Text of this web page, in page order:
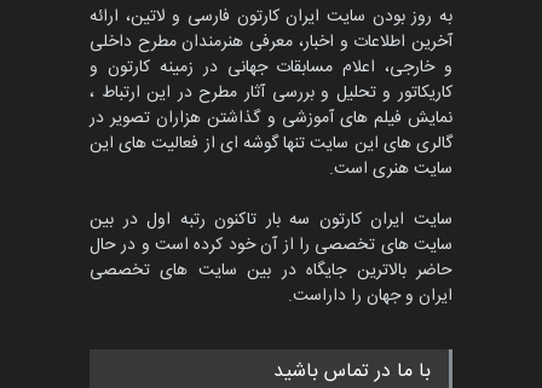
پنجمین مسابقۀ بین‌المللی
کارتون طنز «کلاه‌ای…
مهلت 5 ماه دیگر
بیست و هشتمین مسابقه
بین‌المللی آزاد طراحی ط…
مهلت
به روز بودن سایت ایران کارتون فارسی و لاتین، ارائه
آخرین اطلاعات و اخبار، معرفی هنرمندان مطرح داخلی
و خارجی، اعلام مسابقات جهانی در زمینه کارتون و
کاریکاتور و تحلیل و بررسی آثار مطرح در این ارتباط ،
نمایش فیلم های آموزشی و گذاشتن هزاران تصویر در
گالری های این سایت تنها گوشه ای از فعالیت های این
سایت هنری است.
سایت ایران کارتون سه بار تاکنون رتبه اول در بین
سایت های تخصصی را از آن خود کرده است و در حال
حاضر بالاترین جایگاه در بین سایت های تخصصی
ایران و جهان را داراست.
با ما در تماس باشید